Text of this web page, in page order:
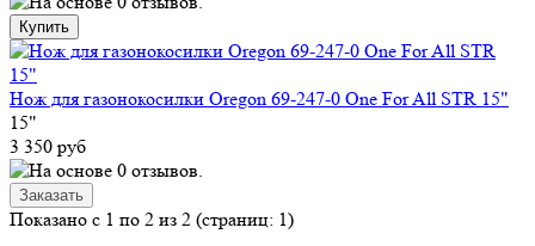
Нож для газонокосилки Oregon 69-247-0 One For All STR 15"
15"
3 350 руб
Показано с 1 по 2 из 2 (страниц: 1)